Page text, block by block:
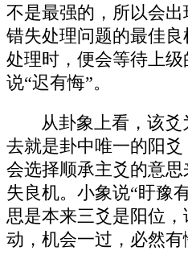
不是最强的，所以会
错失处理问题的最佳
处理时，便会等待上
说“迟有悔”。
从卦象上看，该
去就是卦中唯一的阳爻
会选择顺承主爻的意
失良机。小象说“盱豫
思是本来三爻是阳位
动，机会一过，必然有